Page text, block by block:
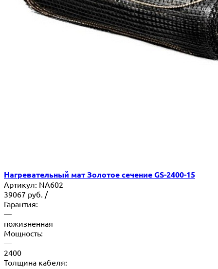
Нагревательный мат Золотое сечение GS-2400-15
Артикул: NA602
39067 руб. /
Гарантия:
—
пожизненная
Мощность:
—
2400
Толщина кабеля: